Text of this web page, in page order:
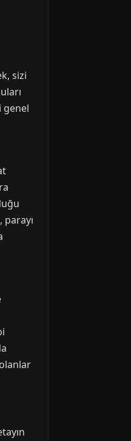
sizi
genel